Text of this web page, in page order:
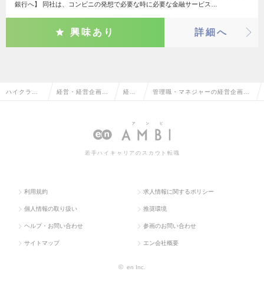
銀行へ】 同社は、コンビニの発想で必要な時に必要な金融サービス…
興味あり 詳細へ
ハイクラス 経営・経営企画・ 経営 管理職・マネジャーの経営企画の
若手ハイキャリアのスカウト転職
利用規約 求人情報に関するポリシー
個人情報の取り扱い 推奨環境
ヘルプ・お問い合わせ 参画のお問い合わせ
サイトマップ エン会社概要
© en Inc.